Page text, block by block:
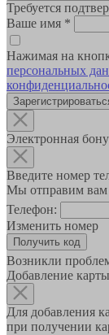
Требуется
Ваше имя *
Нажимая на
персональных
Электронная
Введите номер
Мы отправим вам
Телефон:
Изменить номер
Возникли
Добавление карты
Для добавления
при получении